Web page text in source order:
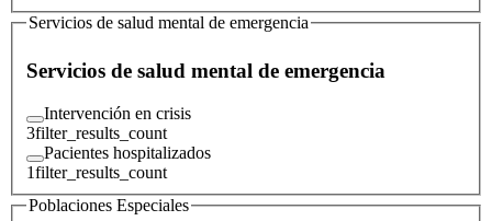
Servicios de salud mental de emergencia
Servicios de salud mental de emergencia
Intervención en crisis
3filter_results_count
Pacientes hospitalizados
1filter_results_count
Poblaciones Especiales